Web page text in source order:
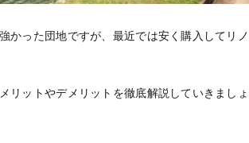
かった団地ですが、最近では安く購入してリ
ットやデメリットを徹底解説していきましょ